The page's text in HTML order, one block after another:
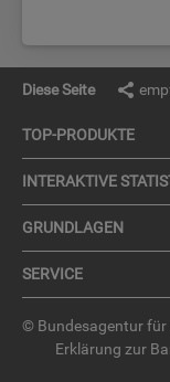
Diese Seite
TOP-PRO­DUK­TE
IN­TER­AK­TI­VE
GRUND­LA­GEN
SER­VICE
© Bundesagentur für
Erklärung zur